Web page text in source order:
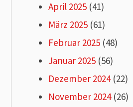
April 2025 (41)
März 2025 (61)
Februar 2025 (48)
Januar 2025 (56)
Dezember 2024(22)
November 2024(26)